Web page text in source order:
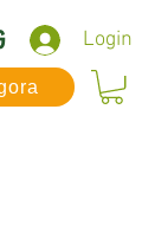
Login